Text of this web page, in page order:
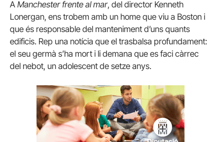
A Manchester frente al mar, del director Kenneth
Lonergan, ens trobem amb un home que viu a Boston i
que és responsable del manteniment d’uns quants
edificis. Rep una notícia que el trasbalsa profundament:
el seu germà s’ha mort i li demana que es faci càrrec
del nebot, un adolescent de setze anys.